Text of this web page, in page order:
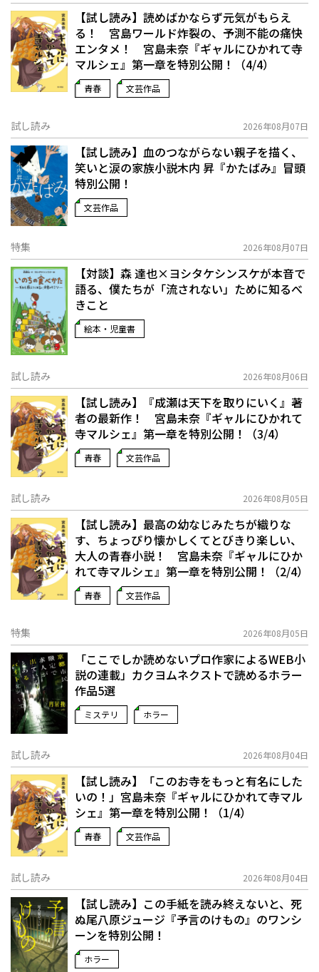
【試し読み】読めばかならず元気がもらえ
る！ 宮島ワールド炸裂の、予測不能の痛快
エンタメ！ 宮島未奈『ギャルにひかれて寺
マルシェ』第一章を特別公開！（4/4）
青春 文芸作品
試し読み 2026年08月07日
【試し読み】血のつながらない親子を描く、
笑いと涙の家族小説――木内 昇『かたばみ』冒頭
特別公開！
文芸作品
特集 2026年08月07日
【対談】森 達也×ヨシタケシンスケが本音で
語る、僕たちが「流されない」ために知るべ
きこと
絵本・児童書
試し読み 2026年08月06日
【試し読み】『成瀬は天下を取りにいく』著
者の最新作！ 宮島未奈『ギャルにひかれて
寺マルシェ』第一章を特別公開！（3/4）
青春 文芸作品
試し読み 2026年08月05日
【試し読み】最高の幼なじみたちが織りな
す、ちょっぴり懐かしくてとびきり楽しい、
大人の青春小説！ 宮島未奈『ギャルにひか
れて寺マルシェ』第一章を特別公開！（2/4）
青春 文芸作品
特集 2026年08月05日
「ここでしか読めないプロ作家によるWEB小
説の連載」――カクヨムネクストで読めるホラー
作品5選
ミステリ ホラー
試し読み 2026年08月04日
【試し読み】「このお寺をもっと有名にした
いの！」宮島未奈『ギャルにひかれて寺マル
シェ』第一章を特別公開！（1/4）
青春 文芸作品
試し読み 2026年08月04日
【試し読み】この手紙を読み終えないと、死
ぬ――尾八原ジュージ『予言のけもの』のワンシ
ーンを特別公開！
ホラー